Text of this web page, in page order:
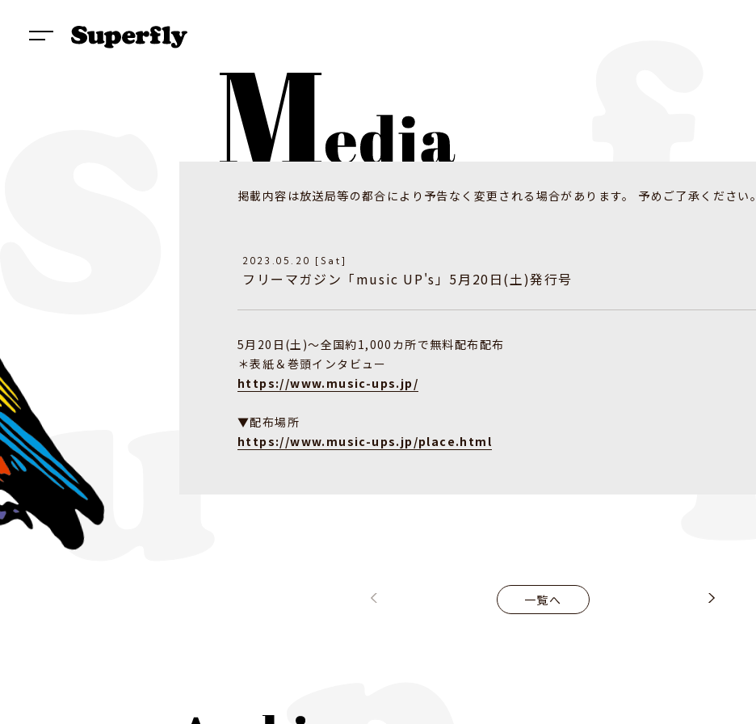
掲載内容は放送局等の都合により予告なく変更される場合があります。 予めご了承ください。
2023.05.20 [Sat]
フリーマガジン「music UP's」5月20日(土)発行号
5月20日(土)〜全国約1,000カ所で無料配布配布
＊表紙＆巻頭インタビュー
https://www.music-ups.jp/
▼配布場所
https://www.music-ups.jp/place.html
一覧へ